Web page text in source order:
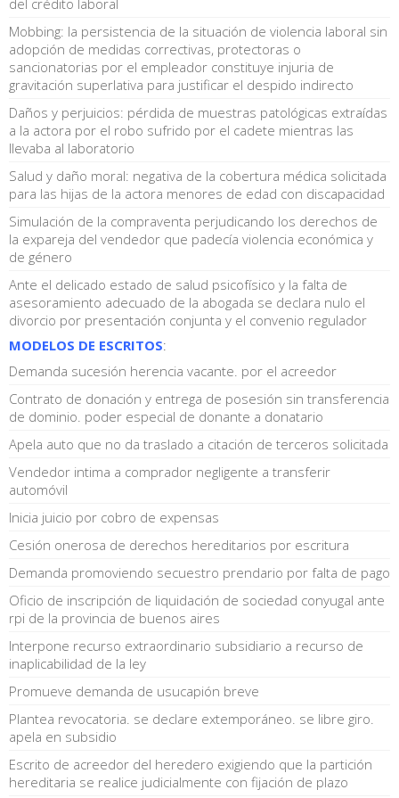
Mobbing: la persistencia de la situación de violencia laboral sin
adopción de medidas correctivas, protectoras o
sancionatorias por el empleador constituye injuria de
gravitación superlativa para justificar el despido indirecto
Daños y perjuicios: pérdida de muestras patológicas extraídas
a la actora por el robo sufrido por el cadete mientras las
llevaba al laboratorio
Salud y daño moral: negativa de la cobertura médica solicitada
para las hijas de la actora menores de edad con discapacidad
Simulación de la compraventa perjudicando los derechos de
la expareja del vendedor que padecía violencia económica y
de género
Ante el delicado estado de salud psicofísico y la falta de
asesoramiento adecuado de la abogada se declara nulo el
divorcio por presentación conjunta y el convenio regulador
MODELOS DE ESCRITOS:
Demanda sucesión herencia vacante. por el acreedor
Contrato de donación y entrega de posesión sin transferencia
de dominio. poder especial de donante a donatario
Apela auto que no da traslado a citación de terceros solicitada
Vendedor intima a comprador negligente a transferir
automóvil
Inicia juicio por cobro de expensas
Cesión onerosa de derechos hereditarios por escritura
Demanda promoviendo secuestro prendario por falta de pago
Oficio de inscripción de liquidación de sociedad conyugal ante
rpi de la provincia de buenos aires
Interpone recurso extraordinario subsidiario a recurso de
inaplicabilidad de la ley
Promueve demanda de usucapión breve
Plantea revocatoria. se declare extemporáneo. se libre giro.
apela en subsidio
Escrito de acreedor del heredero exigiendo que la partición
hereditaria se realice judicialmente con fijación de plazo